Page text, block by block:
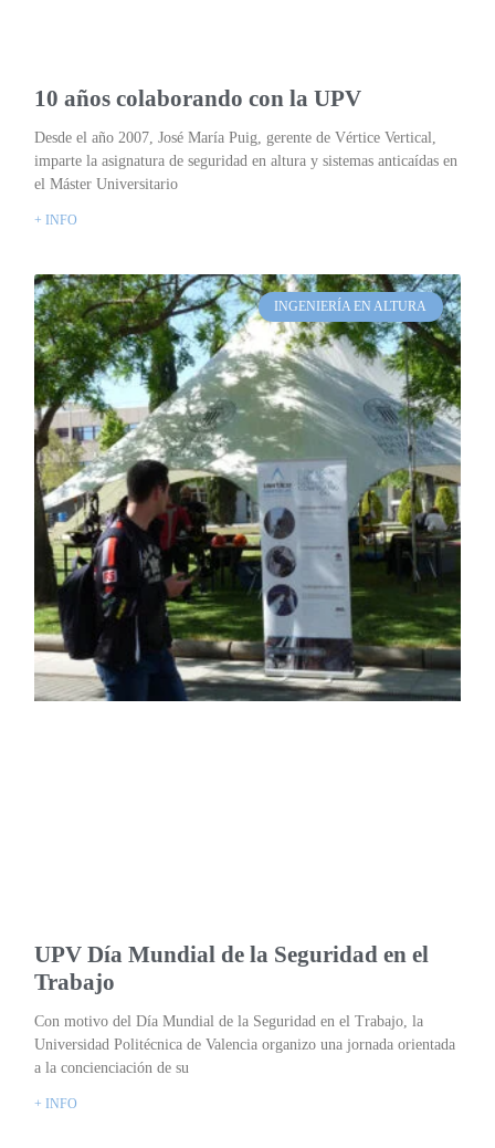
10 años colaborando con la UPV
Desde el año 2007, José María Puig, gerente de Vértice Vertical,
imparte la asignatura de seguridad en altura y sistemas anticaídas en
el Máster Universitario
+ INFO
INGENIERÍA EN ALTURA
UPV Día Mundial de la Seguridad en el
Trabajo
Con motivo del Día Mundial de la Seguridad en el Trabajo, la
Universidad Politécnica de Valencia organizo una jornada orientada
a la concienciación de su
+ INFO